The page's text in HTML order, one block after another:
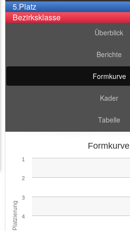
5.Platz
Bezirksklasse
Überblick
Berichte
Formkurve
Kader
Tabelle
Platzierung
Formkurve
1
2
3
4